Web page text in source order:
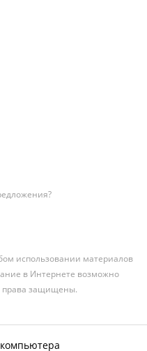
использовании материалов
в Интернете возможно
права защищены.